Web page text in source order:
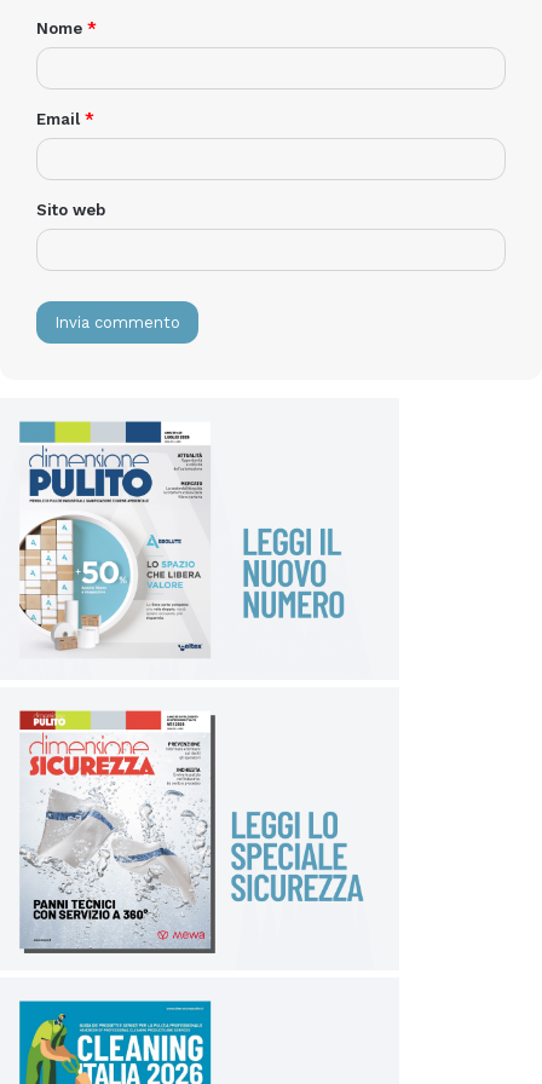
Nome *
Email *
Sito web